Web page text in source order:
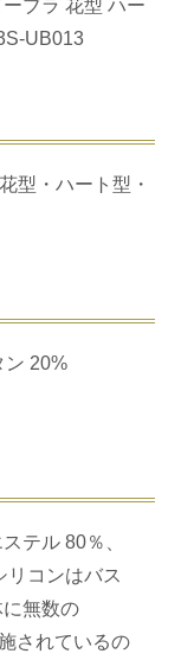
型・ハート型・
ン 20%
テル 80％、
リコンはバス
に無数の
されているの